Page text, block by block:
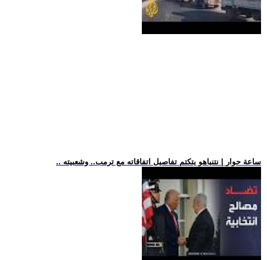
.. ساعة حوار | نتنياهو يتكتم تفاصيل اتفاقاته مع ترمب.. وشعبيته